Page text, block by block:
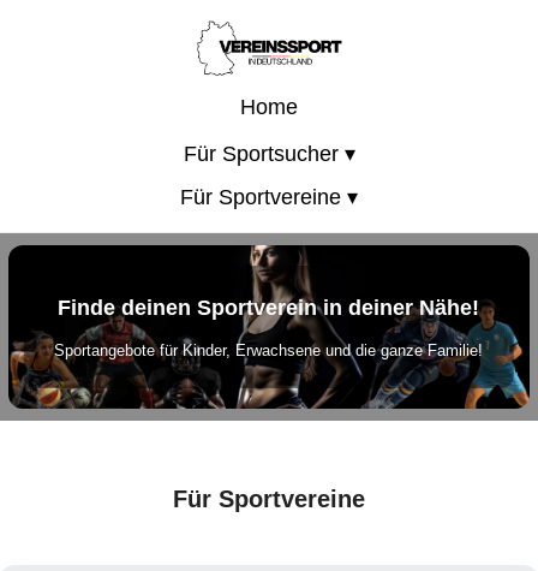
Home
Für Sportsucher ▾
Für Sportvereine ▾
Finde deinen Sportverein in deiner Nähe!
Sportangebote für Kinder, Erwachsene und die ganze Familie!
Für Sportvereine